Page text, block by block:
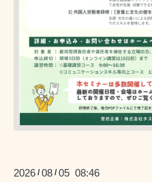
2026 /08 /05 08:46